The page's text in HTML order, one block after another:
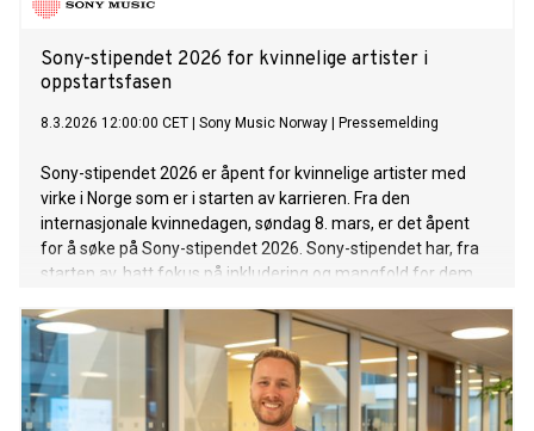
Sony-stipendet 2026 for kvinnelige artister i
oppstartsfasen
8.3.2026 12:00:00 CET Sony Music Norway Pressemelding
Sony-stipendet 2026 er åpent for kvinnelige artister med
virke i Norge som er i starten av karrieren. Fra den
internasjonale kvinnedagen, søndag 8. mars, er det åpent
for å søke på Sony-stipendet 2026. Sony-stipendet har, fra
starten av, hatt fokus på inkludering og mangfold for dem
Årets stipend er åpent for kvinner og personer som
identifiserer seg som kvinner.